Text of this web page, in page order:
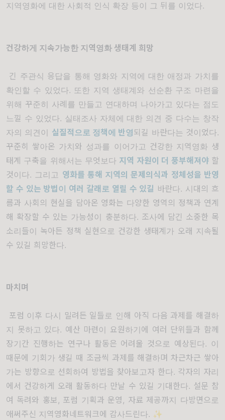
지역영화에 대한 사회적 인식 확장 등이 그 뒤를 이었다.
건강하게 지속가능한 지역영화 생태계 희망
긴 주관식 응답을 통해 영화와 지역에 대한 애정과 가치를
확인할 수 있었다. 또한 지역 생태계와 선순환 구조 마련을
위해 꾸준히 사례를 만들고 연대하며 나아가고 있다는 점도
느낄 수 있었다. 실태조사 자체에 대한 의견 중 다수는 창작
자의 의견이 실질적으로 정책에 반영되길 바란다는 것이었다.
꾸준히 쌓아온 가치와 성과를 이어가고 건강한 지역영화 생
태계 구축을 위해서는 무엇보다 지역 자원이 더 풍부해져야할
것이다. 그리고 영화를 통해 지역의 문제의식과 정체성을 반영
할 수 있는 방법이 여러 갈래로 열릴 수 있길 바란다. 시대의 흐
름과 사회의 현실을 담아온 영화는 다양한 영역의 정책과 연계
해 확장할 수 있는 가능성이 충분하다. 조사에 담긴 소중한 목
소리들이 녹아든 정책 실현으로 건강한 생태계가 오래 지속될
수 있길 희망한다.
마치며
포럼 이후 다시 밀려든 일들로 인해 아직 다음 과제를 해결하
지 못하고 있다. 예산 마련이 요원하기에 여러 단위들과 함께
장기간 진행하는 연구나 활동은 어려울 것으로 예상된다. 이
때문에 기회가 생길 때 조금씩 과제를 해결하며 차근차근 쌓아
가는 방향으로 선회하여 방법을 찾아보고자 한다. 각자의 자리
에서 건강하게 오래 활동하다 만날 수 있길 기대한다. 설문 참
여 독려와 홍보, 포럼 기획과 운영, 자료 제공까지 다방면으로
애써주신 지역영화네트워크에 감사드린다. ✨